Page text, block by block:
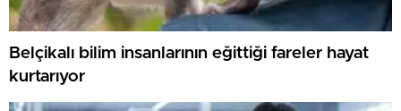
Belçikalı bilim insanlarının eğittiği fareler hayat
kurtarıyor